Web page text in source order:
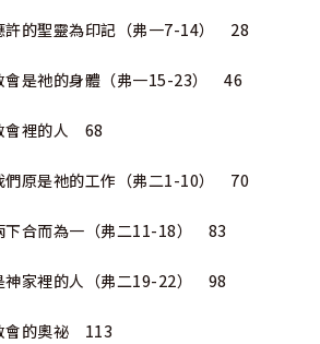
許的聖靈為印記（弗一7-14） 28
會是祂的身體（弗一15-23） 46
會裡的人 68
們原是祂的工作（弗二1-10） 70
下合而為一（弗二11-18） 83
神家裡的人（弗二19-22） 98
會的奧祕 113